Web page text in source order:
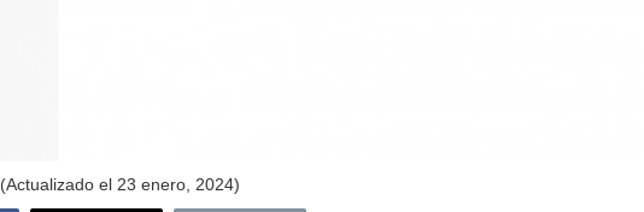
(Actualizado el 23 enero, 2024)